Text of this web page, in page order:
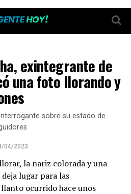
exintegrante de
una foto llorando y
sobre su estado de
04/2023
la nariz colorada y una
lugar para las
ocurrido hace unos